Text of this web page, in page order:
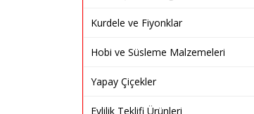
Kurdele ve Fiyonklar
Hobi ve Süsleme Malzemeleri
Yapay Çiçekler
Evlilik Teklifi Ürünleri